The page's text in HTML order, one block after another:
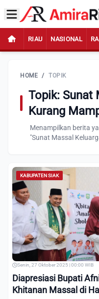
RIAU NASIONAL
HOME / TOPIK
Topik: Sunat
Kurang
Menampilkan berita
"Sunat Massal
KABUPATEN SIAK
Senin, 27 Oktober 2025 | 00:00 WIB
Diapresiasi Bupati
Khitanan Massal di